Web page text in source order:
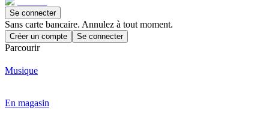
Se connecter
Sans carte bancaire. Annulez à tout moment.
Créer un compte Se connecter
Parcourir
Musique
En magasin